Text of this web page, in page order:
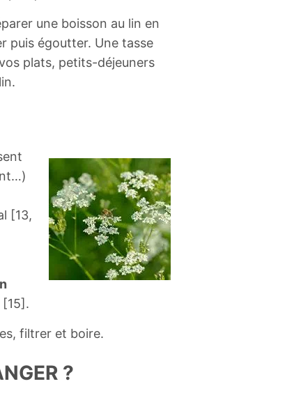
une boisson au lin en
puis égoutter. Une tasse
plats, petits-déjeuners
[13,
[15].
filtrer et boire.
?